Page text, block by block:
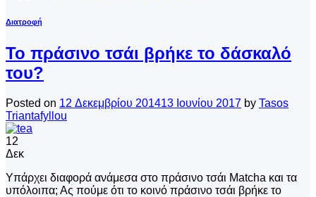
Διατροφή
Το πράσινο τσάι βρήκε το δάσκαλό
του?
Posted on 12 Δεκεμβρίου 201413 Ιουνίου 2017 by Tasos
Triantafyllou
12
Δεκ
Υπάρχει διαφορά ανάμεσα στο πράσινο τσάι Matcha και τα
υπόλοιπα; Ας πούμε ότι το κοινό πράσινο τσάι βρήκε το